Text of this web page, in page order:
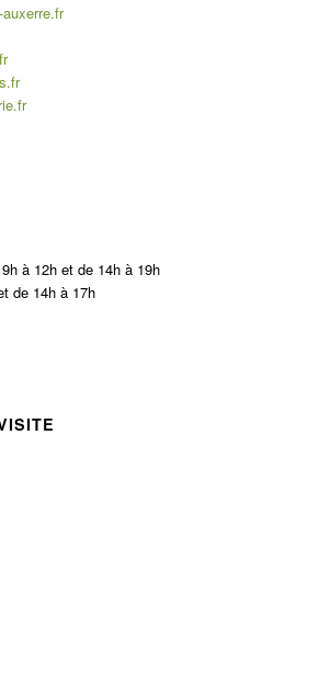
à 12h et de 14h à 19h
de 14h à 17h